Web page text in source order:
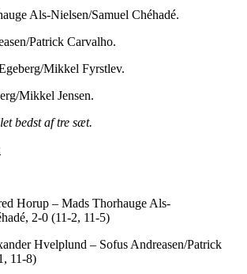
Als-Nielsen/Samuel Chéhadé.
Patrick Carvalho.
Mikkel Fyrstlev.
Mikkel Jensen.
bedst af tre sæt.
Horup – Mads Thorhauge Als-
2-0 (11-2, 11-5)
Hvelplund – Sofus Andreasen/Patrick
11-8)